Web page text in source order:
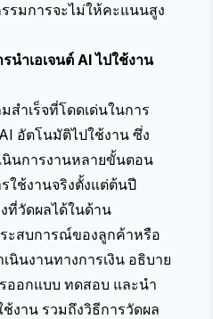
รมการจะไม่ให้คะแนนสูง
นำเอเจนต์ AI ไปใช้งาน
ำเร็จที่โดดเด่นในการ
อัตโนมัติไปใช้งาน ซึ่ง
นินการงานหลายขั้นตอน
ใช้งานจริงตั้งแต่ต้นปี
ที่วัดผลได้ในด้าน
สบการณ์ของลูกค้าหรือ
นินงานทางการเงิน อธิบาย
ออกแบบ ทดสอบ และนำ
ช้งาน รวมถึงวิธีการวัดผล